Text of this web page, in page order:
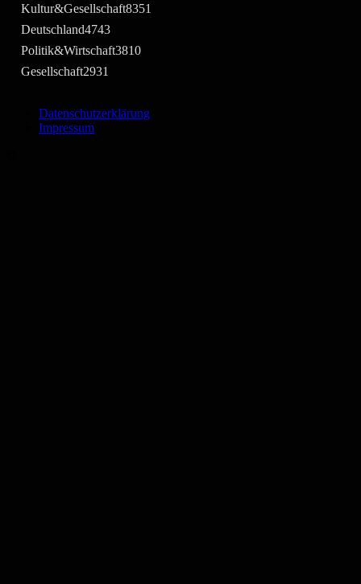
Kultur&Gesellschaft8351
Deutschland4743
Politik&Wirtschaft3810
Gesellschaft2931
Datenschutzerklärung
Impressum